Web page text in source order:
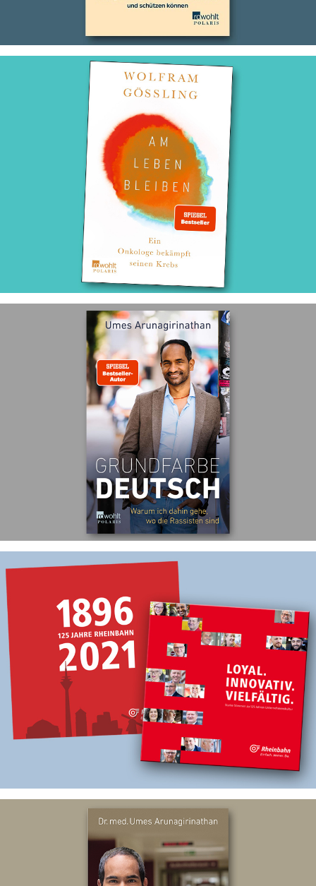
Am Leben bleiben
Konzeptionelle Betreuung und Übersetzung für Wolfram Gössling
Grundfarbe Deutsch
Ghostwriting für Umes Arunagirinathan
Aus dem Unternehmen – für die
Menschen
Bücher für die Rheinbahn